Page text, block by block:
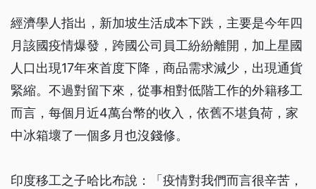
經濟學人指出，新加坡生活成本下跌，主要是今年四
月該國疫情爆發，跨國公司員工紛紛離開，加上星國
人口出現17年來首度下降，商品需求減少，出現通貨
緊縮。不過對留下來，從事相對低階工作的外籍移工
而言，每個月近4萬台幣的收入，依舊不堪負荷，家
中冰箱壞了一個多月也沒錢修。
印度移工之子哈比布說：「疫情對我們而言很辛苦，